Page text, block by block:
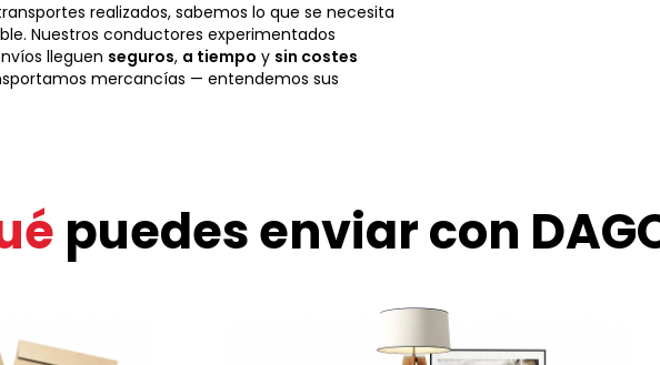
realizados, sabemos lo que se necesita
Nuestros conductores experimentados
lleguen seguros, a tiempo y sin costes
mercancías — entendemos sus
puedes enviar con